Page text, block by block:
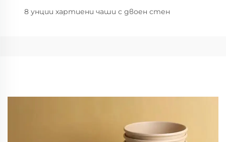
8 унции хартиени чаши с двоен стен